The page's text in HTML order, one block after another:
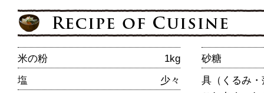
米の粉 1kg
砂糖
塩
少々
具（くるみ